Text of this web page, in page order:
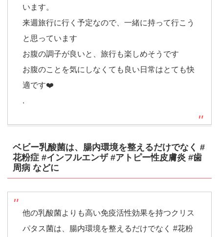
います。
来週旅行に行く予定なので、一緒に持って行こう
と思っています
お腹の調子が良いと、旅行も楽しめそうです
お腹のことを気にしなくても良い日常はとても快
適です❤️
.
ベビー乳酸菌は、腸内環境を整えるだけでなく #
花粉症 #インフルエンザ #アトピー性皮膚炎 #歯
周病 などに
他の乳酸菌よりも高い免疫活性効果を持つクリス
パタス菌は、腸内環境を整えるだけでなく #花粉